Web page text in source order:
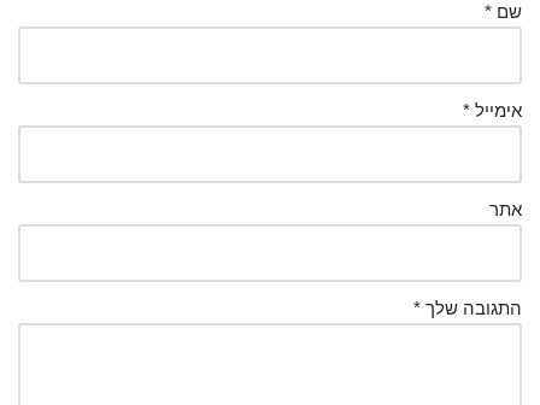
שם *
אימייל *
אתר
התגובה שלך *